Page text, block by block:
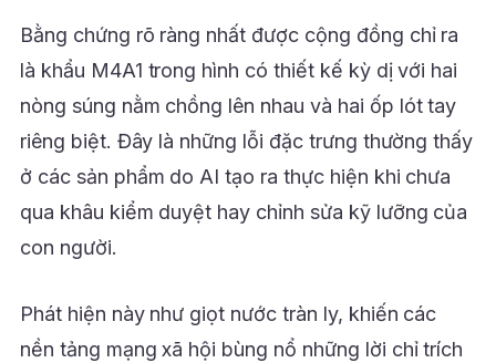
Bằng chứng rõ ràng nhất được cộng đồng chỉ ra
là khẩu M4A1 trong hình có thiết kế kỳ dị với hai
nòng súng nằm chồng lên nhau và hai ốp lót tay
riêng biệt. Đây là những lỗi đặc trưng thường thấy
ở các sản phẩm do AI tạo ra thực hiện khi chưa
qua khâu kiểm duyệt hay chỉnh sửa kỹ lưỡng của
con người.
Phát hiện này như giọt nước tràn ly, khiến các
nền tảng mạng xã hội bùng nổ những lời chỉ trích